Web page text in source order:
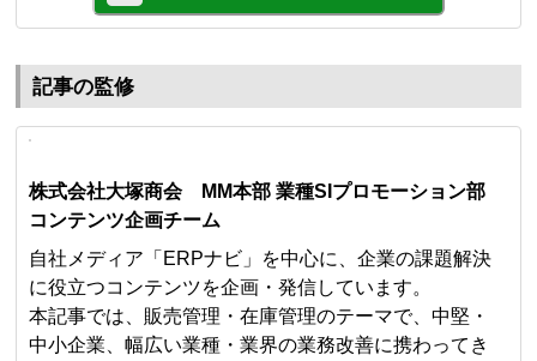
記事の監修
株式会社大塚商会 MM本部 業種SIプロモーション部
コンテンツ企画チーム
自社メディア「ERPナビ」を中心に、企業の課題解決
に役立つコンテンツを企画・発信しています。
本記事では、販売管理・在庫管理のテーマで、中堅・
中小企業、幅広い業種・業界の業務改善に携わってき